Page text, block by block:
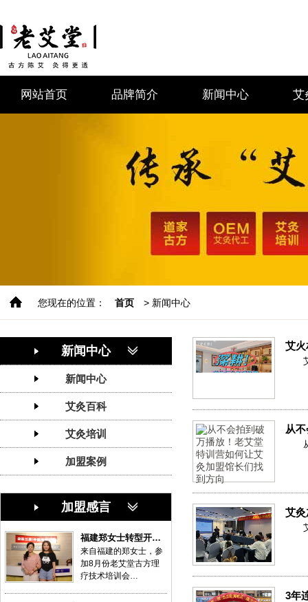
网站首页 品牌简介 新闻中心 艾
您现在的位置： 首页 > 新闻中心
新闻中心
新闻中心
艾灸百科
艾灸培训
加盟案例
加盟感言
福建郑女士转型开…
来自福建的郑女士，参
加8月份老艾堂古方理
疗技术培训会…
艾
从
艾
3年